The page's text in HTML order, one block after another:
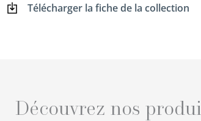
Télécharg­er la fiche de la collection
Découvrez nos